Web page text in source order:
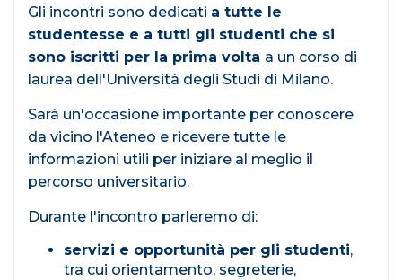
Gli incontri sono dedicati a tutte le
studentesse e a tutti gli studenti che si
sono iscritti per la prima volta a un corso di
laurea dell'Università degli Studi di Milano.
Sarà un'occasione importante per conoscere
da vicino l'Ateneo e ricevere tutte le
informazioni utili per iniziare al meglio il
percorso universitario.
Durante l'incontro parleremo di:
servizi e opportunità per gli studenti,
tra cui orientamento, segreterie,